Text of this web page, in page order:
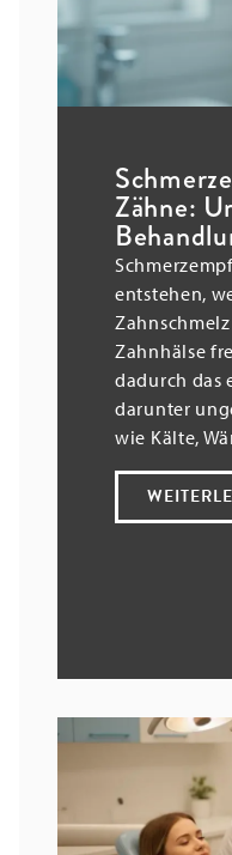
Zähne:
entstehen,
Zahnhälse
dadurch das
darunter
wie Kälte,